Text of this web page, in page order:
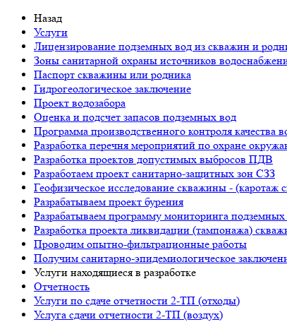
Назад
Услуги
Лицензирование подземных вод из скважин и
Зоны санитарной охраны источников
Паспорт скважины или родника
Гидрогеологическое заключение
Проект водозабора
Оценка и подсчет запасов подземных вод
Программа производственного контроля качества
Разработка перечня мероприятий по охране
Разработка проектов допустимых выбросов ПДВ
Разработаем проект санитарно-защитных зон СЗЗ
Геофизическое исследование скважины - (каротаж
Разрабатываем проект бурения
Разрабатываем программу мониторинга подземных
Разработка проекта ликвидации (тампонажа)
Проводим опытно-фильтрационные работы
Получим санитарно-эпидемиологическое
Услуги находящиеся в разработке
Отчетность
Услуги по сдаче отчетности 2-ТП (отходы)
Услуга сдачи отчетности 2-ТП (воздух)